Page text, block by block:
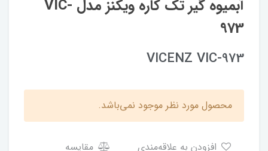
آبمیوه گیر تک کاره ویکنز مدل VIC-
973
VICENZ VIC-973
محصول مورد نظر موجود نمی‌باشد.
مقایسه